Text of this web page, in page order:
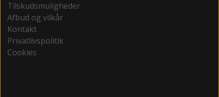
Tilskudsmuligheder
Afbud og vilkår
Kontakt
Privatlivspolitik
Cookies